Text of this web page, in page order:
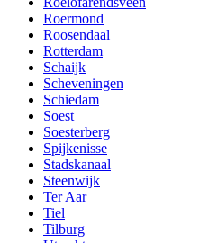
Roermond
Roosendaal
Rotterdam
Schaijk
Scheveningen
Schiedam
Soest
Soesterberg
Spijkenisse
Stadskanaal
Steenwijk
Ter Aar
Tiel
Tilburg